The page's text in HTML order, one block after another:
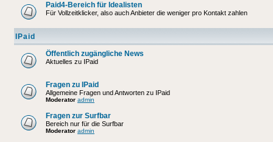
Paid4-Bereich für Idealisten
Für Vollzeitklicker, also auch Anbieter die weniger pro Kontakt zahlen
IPaid
Öffentlich zugängliche News
Aktuelles zu IPaid
Fragen zu IPaid
Allgemeine Fragen und Antworten zu IPaid
Moderator admin
Fragen zur Surfbar
Bereich nur für die Surfbar
Moderator admin